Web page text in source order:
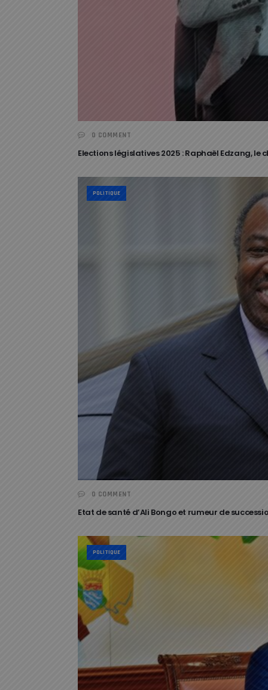
0 COMMENT
Elections législatives 2025 : Raphaël Edzang, le
POLITIQUE
0 COMMENT
Etat de santé d’Ali Bongo et rumeur de
POLITIQUE